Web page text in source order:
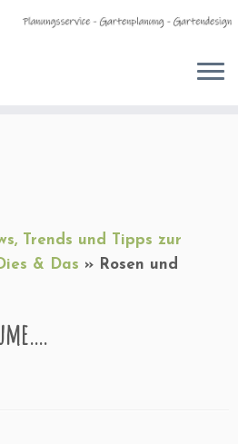
Trends und Tipps zur
& Das » Rosen und